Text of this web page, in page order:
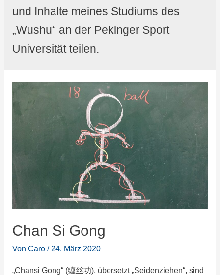
und Inhalte meines Studiums des
„Wushu“ an der Pekinger Sport
Universität teilen.
Chan Si Gong
VonCaro / 24. März 2020
„Chansi Gong“ (缠丝功), übersetzt „Seidenziehen“, sind